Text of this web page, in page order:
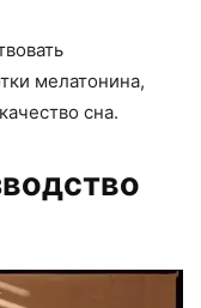
мелатонина,
сна.